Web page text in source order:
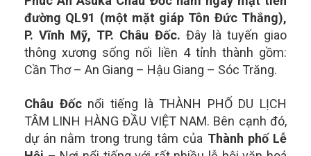
đường QL91 (một mặt giáp Tôn Đức Thắng),
P. Vĩnh Mỹ, TP. Châu Đốc. Đây là tuyến giao
thông xương sống nối liền 4 tỉnh thành gồm:
Cần Thơ – An Giang – Hậu Giang – Sóc Trăng.
Châu Đốcnổi tiếng là THÀNH PHỐ DU LỊCH
TÂM LINH HÀNG ĐẦU VIỆT NAM. Bên cạnh đó,
dự án nằm trong trung tâm của Thành phố Lễ